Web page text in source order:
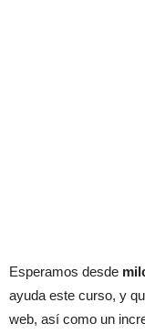
Esperamos desde
ayuda este curso, y
web, así como un